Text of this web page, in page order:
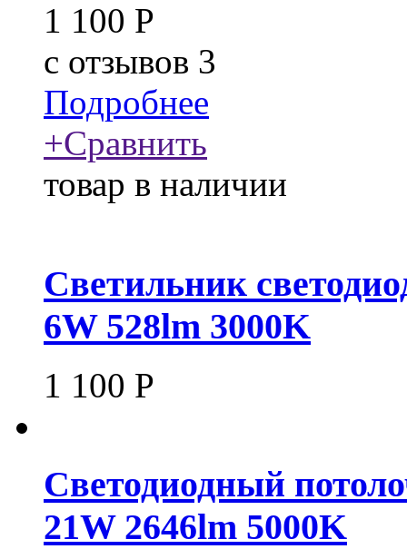
1 100 Р
c отзывов 3
Подробнее
+Сравнить
товар в наличии
Светильник
6W 528lm 3000K
1 100 Р
Светодиодный
21W 2646lm 5000K